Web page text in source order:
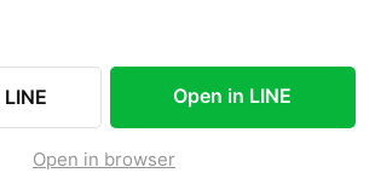
Open in LINE
Open in browser